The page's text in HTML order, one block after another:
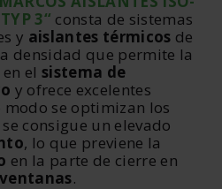
3“ consta de sistemas
y aislantes térmicos de
densidad que permite la
el sistema de
y ofrece excelentes
modo se optimizan los
consigue un elevado
, lo que previene la
en la parte de cierre en
ventanas.